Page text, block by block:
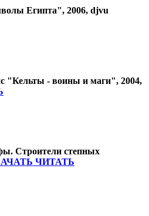
Египта", 2006, djvu
"Кельты - воины и маги", 2004,
Строители степных
ЧИТАТЬ